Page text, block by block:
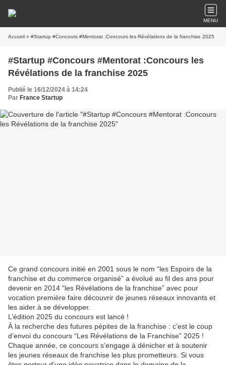
MENU
Accueil » #Startup #Concours #Mentorat :Concours les Révélations de la franchise 2025
#Startup #Concours #Mentorat :Concours les
Révélations de la franchise 2025
Publié le 16/12/2024 à 14:24
Par France Startup
Ce grand concours initié en 2001 sous le nom “les Espoirs de la
franchise et du commerce organisé” a évolué au fil des ans pour
devenir en 2014 “les Révélations de la franchise” avec pour
vocation première faire découvrir de jeunes réseaux innovants et
les aider à se développer.
L’édition 2025 du concours est lancé !
À la recherche des futures pépites de la franchise : c’est le coup
d’envoi du concours “Les Révélations de la Franchise” 2025 !
Chaque année, ce concours s’engage à dénicher et à soutenir
les jeunes réseaux de franchise les plus prometteurs. Si vous